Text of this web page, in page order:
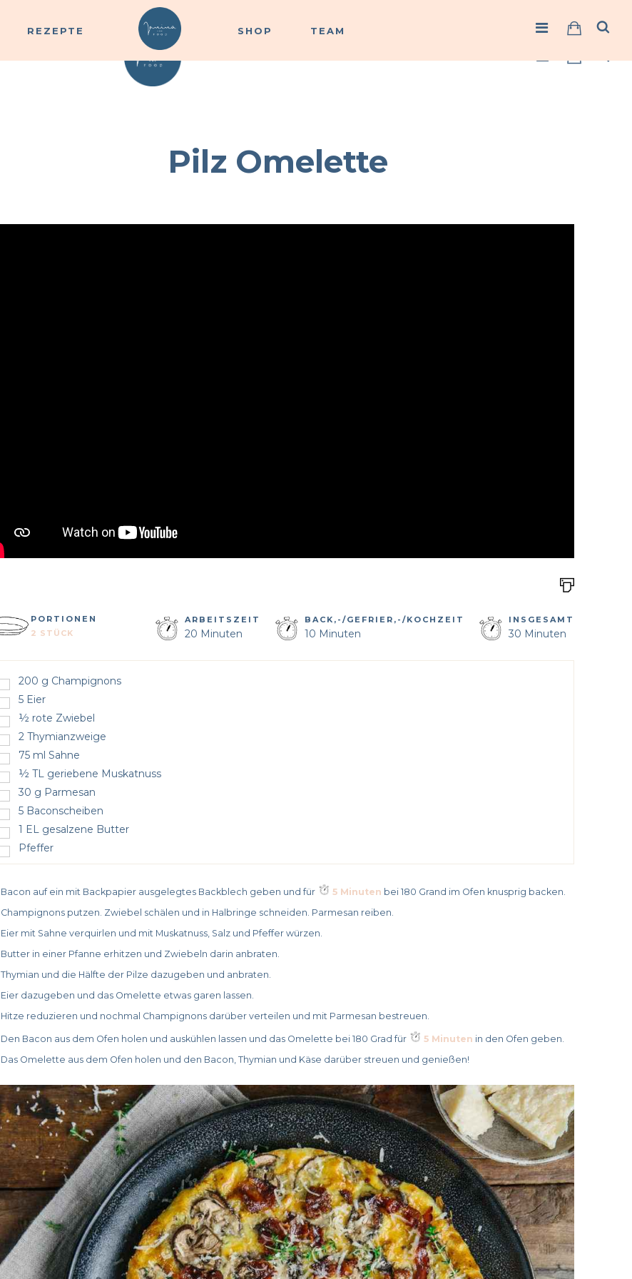
REZEPTE SHOP TEAM
Pilz Omelette
PORTIONEN
2 STÜCK
ARBEITSZEIT
20 Minuten
BACK,-/GEFRIER,-/KOCHZEIT
10 Minuten
INSGESAMT
30 Minuten
200 g Champignons
5 Eier
½ rote Zwiebel
2 Thymianzweige
75 ml Sahne
½ TL geriebene Muskatnuss
30 g Parmesan
5 Baconscheiben
1 EL gesalzene Butter
Pfeffer
Bacon auf ein mit Backpapier ausgelegtes Backblech geben und für 5 Minuten bei 180 Grand im Ofen knusprig backen.
Champignons putzen. Zwiebel schälen und in Halbringe schneiden. Parmesan reiben.
Eier mit Sahne verquirlen und mit Muskatnuss, Salz und Pfeffer würzen.
Butter in einer Pfanne erhitzen und Zwiebeln darin anbraten.
Thymian und die Hälfte der Pilze dazugeben und anbraten.
Eier dazugeben und das Omelette etwas garen lassen.
Hitze reduzieren und nochmal Champignons darüber verteilen und mit Parmesan bestreuen.
Den Bacon aus dem Ofen holen und auskühlen lassen und das Omelette bei 180 Grad für 5 Minuten in den Ofen geben.
Das Omelette aus dem Ofen holen und den Bacon, Thymian und Käse darüber streuen und genießen!